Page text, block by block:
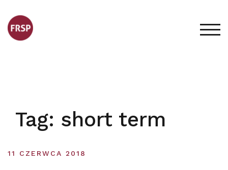
content
Tag: short term
11 CZERWCA 2018